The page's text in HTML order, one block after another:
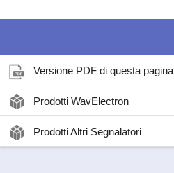
Versione PDF di questa pagina
Prodotti WavElectron
Prodotti Altri Segnalatori